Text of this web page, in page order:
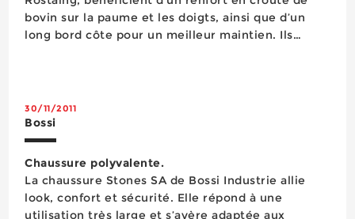
bovin sur la paume et les doigts, ainsi que d’un
long bord côte pour un meilleur maintien. Ils
30/11/2011
Bossi
Chaussure polyvalente.
La chaussure Stones SA de Bossi Industrie allie
look, confort et sécurité. Elle répond à une
utilisation très large et s’avère adaptée aux